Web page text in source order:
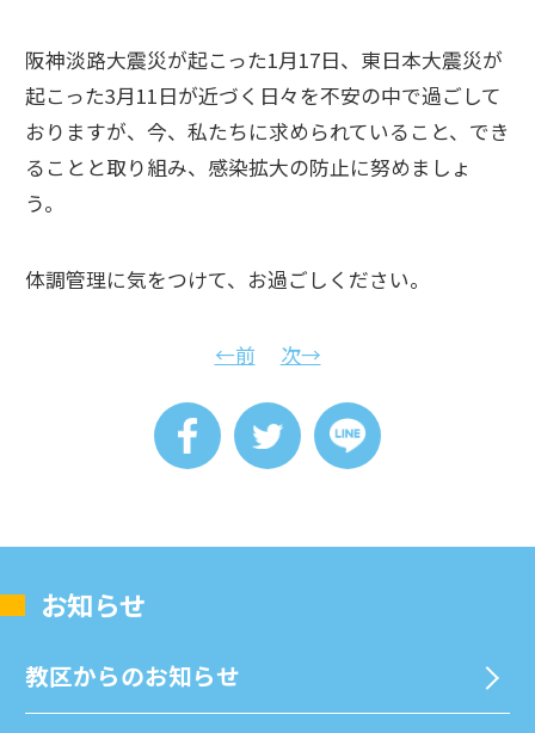
阪神淡路大震災が起こった1月17日、東日本大震災が
起こった3月11日が近づく日々を不安の中で過ごして
おりますが、今、私たちに求められていること、でき
ることと取り組み、感染拡大の防止に努めましょ
う。
体調管理に気をつけて、お過ごしください。
←前 次→
お知らせ
教区からのお知らせ